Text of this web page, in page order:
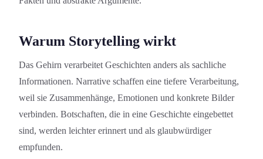
Warum Storytelling wirkt
Das Gehirn verarbeitet Geschichten anders als sachliche
Information­en. Narrative schaffen eine tiefere Verarbeitung,
weil sie Zusammenhänge, Emotionen und konkrete Bilder
verbinden. Botschaft­en, die in eine Geschichte eingebettet
sind, werden leichter erinnert und als glaubwürdiger
empfunden.